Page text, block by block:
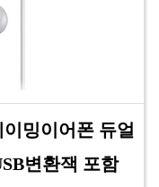
밍이어폰 듀얼
변환잭 포함